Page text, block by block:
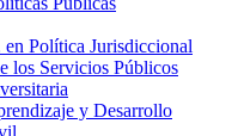
Política Jurisdiccional
los Servicios Públicos
y Desarrollo